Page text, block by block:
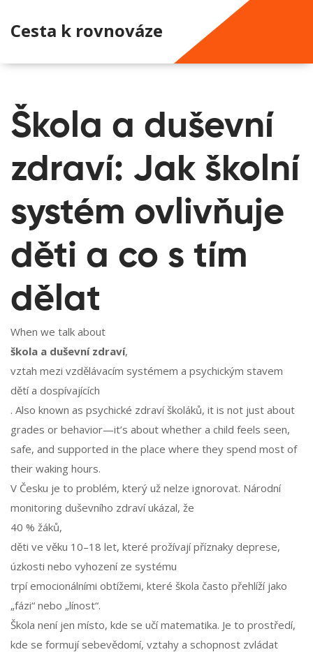
Cesta k rovnováze
Škola a duševní
zdraví: Jak školní
systém ovlivňuje
děti a co s tím
dělat
When we talk about
škola a duševní zdraví,
vztah mezi vzdělávacím systémem a psychickým stavem
dětí a dospívajících
. Also known as psychické zdraví školáků, it is not just about
grades or behavior—it’s about whether a child feels seen,
safe, and supported in the place where they spend most of
their waking hours.
V Česku je to problém, který už nelze ignorovat. Národní
monitoring duševního zdraví ukázal, že
40 % žáků,
děti ve věku 10–18 let, které prožívají příznaky deprese,
úzkosti nebo vyhození ze systému
trpí emocionálními obtížemi, které škola často přehlíží jako
„fázi“ nebo „línost“.
Škola není jen místo, kde se učí matematika. Je to prostředí,
kde se formují sebevědomí, vztahy a schopnost zvládat